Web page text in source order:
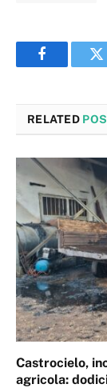
Facebook
RELATED
Castrocielo,
agricola: